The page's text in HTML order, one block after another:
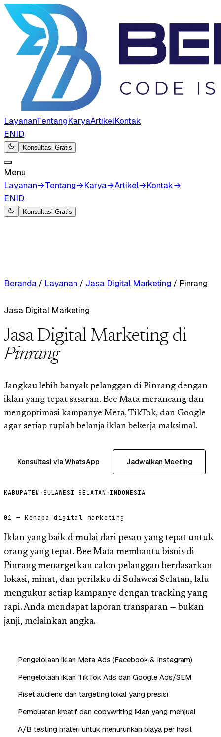
LayananTentangKaryaArtikelKontak
ENID
Konsultasi Gratis
Menu
Layanan→Tentang→Karya→Artikel→Kontak→
ENID
Konsultasi Gratis
Beranda / Layanan / Jasa Digital Marketing / Pinrang
Jasa Digital Marketing
Jasa Digital Marketing di
Pinrang
Jangkau lebih banyak pelanggan di Pinrang dengan
iklan yang tepat sasaran. Bee Mata merancang dan
mengoptimasi kampanye Meta, TikTok, dan Google
agar setiap rupiah belanja iklan bekerja maksimal.
Konsultasi via WhatsApp Jadwalkan Meeting
KABUPATEN · SULAWESI SELATAN · INDONESIA
01 — Kenapa digital marketing
Iklan yang baik dimulai dari pesan yang tepat untuk
orang yang tepat. Bee Mata membantu bisnis di
Pinrang menargetkan calon pelanggan berdasarkan
lokasi, minat, dan perilaku di Sulawesi Selatan, lalu
mengukur setiap kampanye dengan tracking yang
rapi. Anda mendapat laporan transparan — bukan
janji, melainkan angka.
Pengelolaan iklan Meta Ads (Facebook & Instagram)
Pengelolaan iklan TikTok Ads dan Google Ads/SEM
Riset audiens dan targeting lokal yang presisi
Pembuatan kreatif dan copywriting iklan yang menjual
A/B testing materi untuk menurunkan biaya per hasil